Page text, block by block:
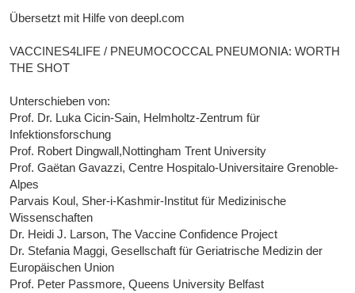
Übersetzt mit Hilfe von deepl.com
VACCINES4LIFE / PNEUMOCOCCAL PNEUMONIA: WORTH
THE SHOT
Unterschieben von:
Prof. Dr. Luka Cicin-Sain, Helmholtz-Zentrum für
Infektionsforschung
Prof. Robert Dingwall,Nottingham Trent University
Prof. Gaëtan Gavazzi, Centre Hospitalo-Universitaire Grenoble-
Alpes
Parvais Koul, Sher-i-Kashmir-Institut für Medizinische
Wissenschaften
Dr. Heidi J. Larson, The Vaccine Confidence Project
Dr. Stefania Maggi, Gesellschaft für Geriatrische Medizin der
Europäischen Union
Prof. Peter Passmore, Queens University Belfast